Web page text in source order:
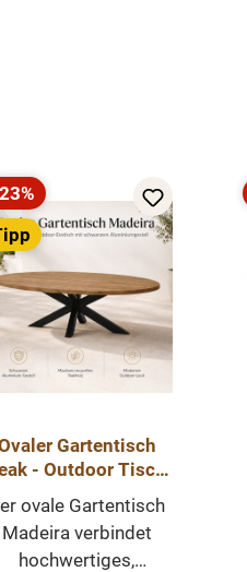
Gartentisch
- Outdoor Tisch
Massivholz 5cm
Platte & Alugestell
ovale Gartentisch
Madeira verbindet
hochwertiges,